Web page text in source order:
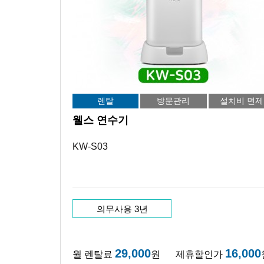
렌탈 방문관리 설치비 면제
웰스 연수기
KW-S03
의무사용 3년
월 렌탈료 29,000원 제휴할인가 16,000